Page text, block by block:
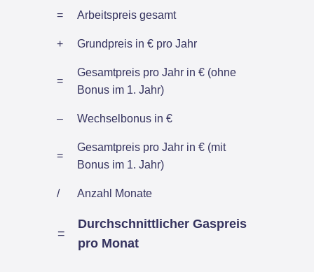
= Arbeitspreis gesamt
+ Grundpreis in € pro Jahr
=
Gesamtpreis pro Jahr in € (ohne
Bonus im 1. Jahr)
– Wechselbonus in €
=
Gesamtpreis pro Jahr in € (mit
Bonus im 1. Jahr)
/ Anzahl Monate
=
Durchschnittlicher Gaspreis
pro Monat